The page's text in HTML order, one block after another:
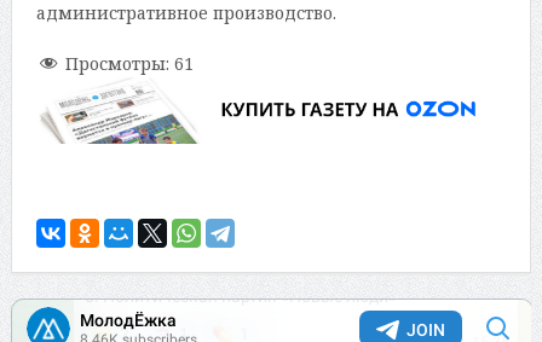
административное производство.
Просмотры: 61